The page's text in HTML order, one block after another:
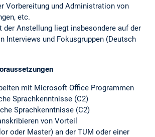
Vorbereitung und Administration von
etc.
der Anstellung liegt insbesondere auf der
Interviews und Fokusgruppen (Deutsch
mit Microsoft Office Programmen
Sprachkenntnisse (C2)
Sprachkenntnisse (C2)
von Vorteil
oder Master) an der TUM oder einer